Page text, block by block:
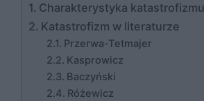
Charakterystyka katastrofizmu
Katastrofizm w literaturze
Przerwa-Tetmajer
Kasprowicz
Baczyński
Różewicz